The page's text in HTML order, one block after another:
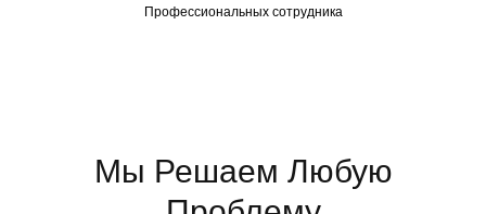
Профессиональных сотрудника
Мы Решаем Любую